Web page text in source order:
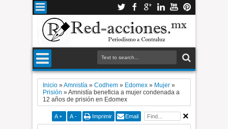
Inicio »Amnistía »Codhem » Edomex » Mujer »
Prisión »Amnistía beneficia a mujer condenada a
12 años de prisión en Edomex
A + A - Imprimir Email